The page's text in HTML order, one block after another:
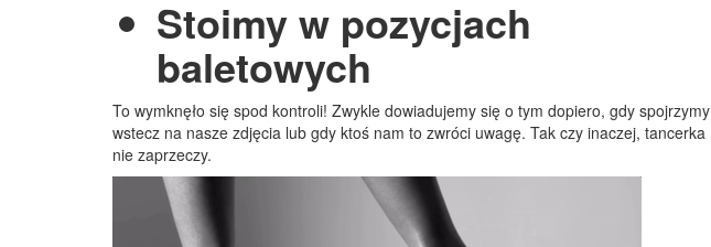
Stoimy w pozycjach
baletowych
To wymknęło się spod kontroli! Zwykle dowiadujemy się o tym dopiero, gdy spojrzymy
wstecz na nasze zdjęcia lub gdy ktoś nam to zwróci uwagę. Tak czy inaczej, tancerka
nie zaprzeczy.